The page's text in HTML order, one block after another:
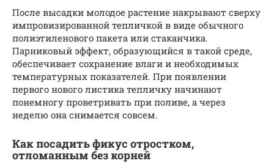
После высадки молодое растение накрывают сверху
импровизированной тепличкой в виде обычного
полиэтиленового пакета или стаканчика.
Парниковый эффект, образующийся в такой среде,
обеспечивает сохранение влаги и необходимых
температурных показателей. При появлении
первого нового листика тепличку начинают
понемногу проветривать при поливе, а через
неделю она снимается совсем.
Как посадить фикус отростком,
отломанным без корней